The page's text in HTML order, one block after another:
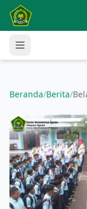
Langsung ke
Beranda/Berita/